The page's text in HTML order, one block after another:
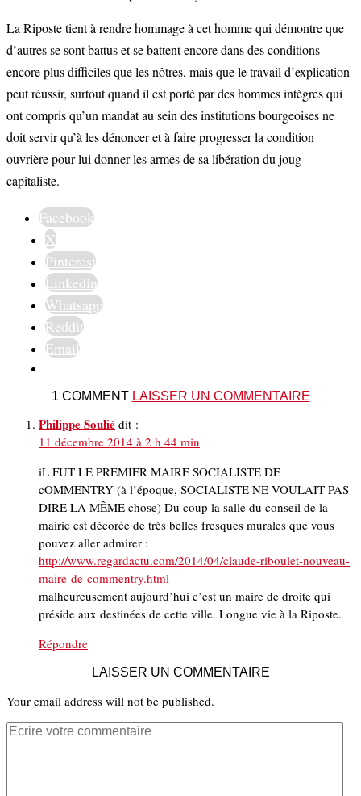
La Riposte tient à rendre hommage à cet homme qui démontre que
d’autres se sont battus et se battent encore dans des conditions
encore plus difficiles que les nôtres, mais que le travail d’explication
peut réussir, surtout quand il est porté par des hommes intègres qui
ont compris qu’un mandat au sein des institutions bourgeoises ne
doit servir qu’à les dénoncer et à faire progresser la condition
ouvrière pour lui donner les armes de sa libération du joug
capitaliste.
Facebook
X
Pinterest
Linkedin
Whatsapp
Reddit
Email
1 COMMENT LAISSER UN COMMENTAIRE
Philippe Soulié dit :
11 décembre 2014 à 2 h 44 min
iL FUT LE PREMIER MAIRE SOCIALISTE DE
cOMMENTRY (à l’époque, SOCIALISTE NE VOULAIT PAS
DIRE LA MÊME chose) Du coup la salle du conseil de la
mairie est décorée de très belles fresques murales que vous
pouvez aller admirer :
http://www.regardactu.com/2014/04/claude-riboulet-nouveau-
maire-de-commentry.html
malheureusement aujourd’hui c’est un maire de droite qui
préside aux destinées de cette ville. Longue vie à la Riposte.
Répondre
LAISSER UN COMMENTAIRE
Your email address will not be published.